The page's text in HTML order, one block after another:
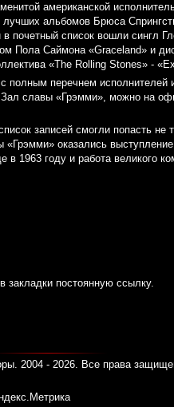
американской
альбомов Брюса
почетный список вошли сингл
Пола Саймона «Graceland» и
«The Rolling Stones» -
полным перечнем исполнителей
славы «Грэмми», можно на
записей смогли попасть не
оказались
1963 году и работа великого
закладки постоянную ссылку.
2004 - 2026. Все права